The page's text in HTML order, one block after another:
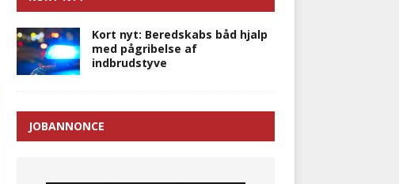
Kort nyt: Beredskabs båd hjalp
med pågribelse af
indbrudstyve
JOBANNONCE